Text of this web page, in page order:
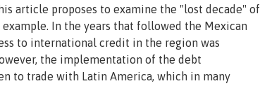
article proposes to examine the "lost decade" of
In the years that followed the Mexican
to international credit in the region was
the implementation of the debt
to trade with Latin America, which in many